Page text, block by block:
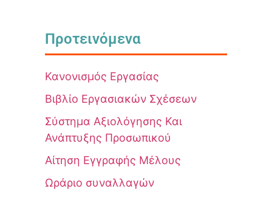
Προτεινόμενα
Κανονισμός Εργασίας
Βιβλίο Εργασιακών Σχέσεων
Σύστημα Αξιολόγησης Και
Ανάπτυξης Προσωπικού
Αίτηση Εγγραφής Μέλους
Ωράριο συναλλαγών